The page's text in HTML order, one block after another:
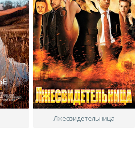
Лжесвидетельница